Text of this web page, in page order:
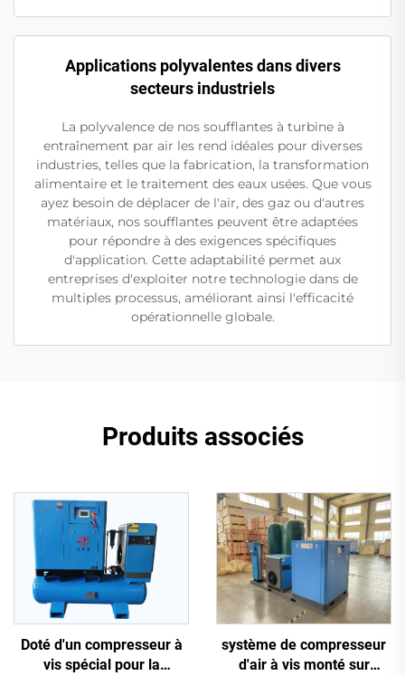
Applications polyvalentes dans divers
secteurs industriels
La polyvalence de nos soufflantes à turbine à
entraînement par air les rend idéales pour diverses
industries, telles que la fabrication, la transformation
alimentaire et le traitement des eaux usées. Que vous
ayez besoin de déplacer de l'air, des gaz ou d'autres
matériaux, nos soufflantes peuvent être adaptées
pour répondre à des exigences spécifiques
d'application. Cette adaptabilité permet aux
entreprises d'exploiter notre technologie dans de
multiples processus, améliorant ainsi l'efficacité
opérationnelle globale.
Produits associés
Doté d'un compresseur à
vis spécial pour la
système de compresseur
d'air à vis monté sur